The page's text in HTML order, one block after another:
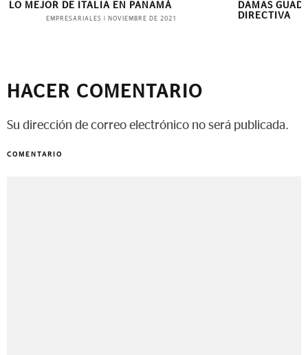
LO MEJOR DE ITALIA EN PANAMÁ
EMPRESARIALES NOVIEMBRE DE 2021
DAMAS
DIRECTIVA
HACER COMENTARIO
Su dirección de correo electrónico no será publicada.
COMENTARIO